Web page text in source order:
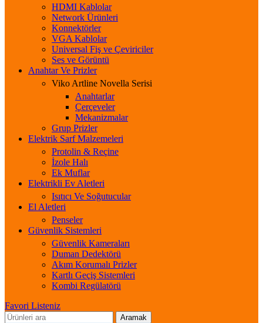
HDMI Kablolar
Network Ürünleri
Konnektörler
VGA Kablolar
Universal Fiş ve Çeviriciler
Ses ve Görüntü
Anahtar Ve Prizler
Viko Artline Novella Serisi
Anahtarlar
Çerçeveler
Mekanizmalar
Grup Prizler
Elektrik Sarf Malzemeleri
Protolin & Reçine
İzole Halı
Ek Muflar
Elektrikli Ev Aletleri
Isıtıcı Ve Soğutucular
El Aletleri
Penseler
Güvenlik Sistemleri
Güvenlik Kameraları
Duman Dedektörü
Akım Korumalı Prizler
Kartlı Geçiş Sistemleri
Kombi Regülatörü
Favori Listeniz
Aramak